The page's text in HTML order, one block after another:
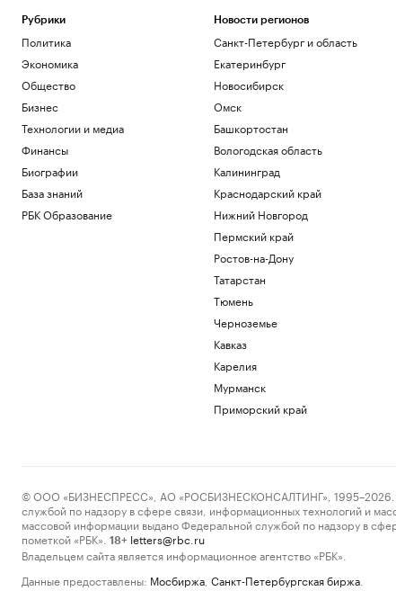
Рубрики
Политика
Экономика
Общество
Бизнес
Технологии и медиа
Финансы
Биографии
База знаний
РБК Образование
Новости регионов
Санкт-Петербург и область
Екатеринбург
Новосибирск
Омск
Башкортостан
Вологодская область
Калининград
Краснодарский край
Нижний Новгород
Пермский край
Ростов-на-Дону
Татарстан
Тюмень
Черноземье
Кавказ
Карелия
Мурманск
Приморский край
© ООО «БИЗНЕСПРЕСС», АО «РОСБИЗНЕСКОНСАЛТИНГ», 1995–2026.
службой по надзору в сфере связи, информационных технологий и
массовой информации выдано Федеральной службой по надзору в
пометкой «РБК».
18+ letters@rbc.ru
Владельцем сайта является информационное агентство «РБК».
Данные предоставлены: Мосбиржа Санкт-Петербургская биржа